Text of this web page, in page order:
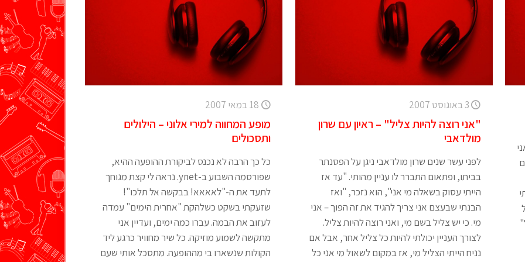
3 באוגוסט 2007
"אני רוצה להיות צליל" – ראיון עם שרון
מולדאבי
לפני עשר שנים שרון מולדאבי ניגן על הפסנתר
בביתו, ופתאום התברר לו עניין מהותי. "עד אז
הייתי עסוק בשאלה מי אני", הוא נזכר, "ואז
הבנתי שבעצם אני צריך להגיד את זה הפוך – אני
מי. כי יש צליל בשם מי, ואני רוצה להיות צליל.
לצורך העניין יכולתי להיות כל צליל אחר, אבל אם
נניח הייתי הצליל מי, אז במקום לשאול מי אני כל
18 במאי 2007
מופע המחווה למירי אלוני – הילולים
ותסכולים
כל כך הרבה לא נכנס לביקורת ההופעה ההיא,
שפורסמה השבוע ב-ynet. נראה לי קצת מגוחך
לתעד את ה-"לאאאא! בבקשה אל תלכו"!
שזעקתי בשקט כשלהקת "אחרית הימים" עמדה
לעזוב את הבמה. עברו כמה ימים, ועדיין אני
מתקשה לשמוע מוזיקה. כל שיר מחוויר כרגע ליד
הקולות שנשארו בי מההופעה. מתסכל אותי שעם